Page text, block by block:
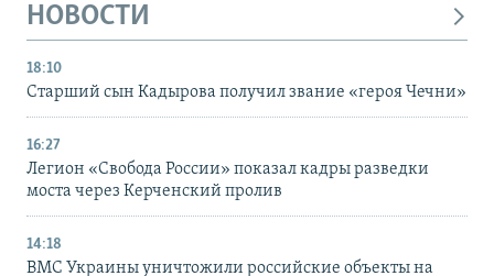
НОВОСТИ
18:10
Старший сын Кадырова получил звание «героя Чечни»
16:27
Легион «Свобода России» показал кадры разведки
моста через Керченский пролив
14:18
ВМС Украины уничтожили российские объекты на